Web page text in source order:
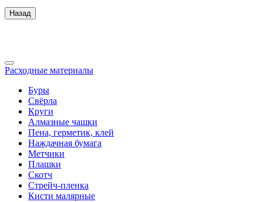
Назад
Расходные материалы
Буры
Свёрла
Круги
Алмазные чашки
Пена, герметик, клей
Наждачная бумага
Метчики
Плашки
Скотч
Стрейч-пленка
Кисти малярные